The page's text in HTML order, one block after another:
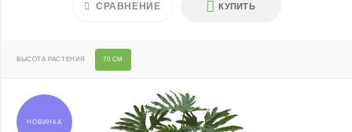
КУПИТЬ
СРАВНЕНИЕ
ВЫСОТА РАСТЕНИЯ 70 СМ
НОВИНКА